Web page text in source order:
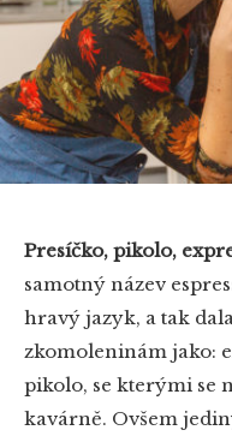
Presíčko, pikolo,
samotný název
hravý jazyk, a tak
zkomoleninám jako:
pikolo, se kterými se
kavárně. Ovšem